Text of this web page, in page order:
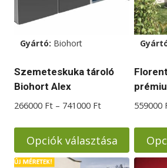
termékoldalon
választhatók
a
Gyártó: Biohort
Szemeteskuka tároló
Biohort Alex
266000 Ft – 741000 FtÁrtartomány:
741000 Ft
Opciók választása
Ennek
559000
Ennek